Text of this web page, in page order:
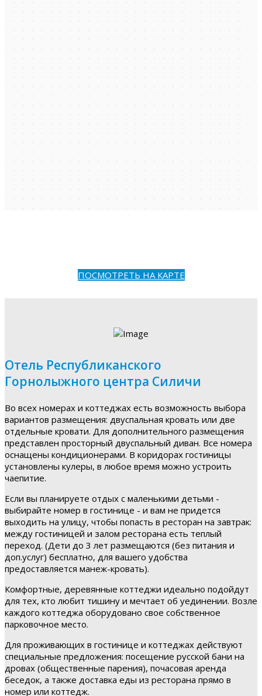
ПОСМОТРЕТЬ НА КАРТЕ
Отель Республиканского
Горнолыжного центра Силичи
Во всех номерах и коттеджах есть возможность выбора
вариантов размещения: двуспальная кровать или две
отдельные кровати. Для дополнительного размещения
представлен просторный двуспальный диван. Все номера
оснащены кондиционерами. В коридорах гостиницы
установлены кулеры, в любое время можно устроить
чаепитие.
Если вы планируете отдых с маленькими детьми -
выбирайте номер в гостинице - и вам не придется
выходить на улицу, чтобы попасть в ресторан на завтрак:
между гостиницей и залом ресторана есть теплый
переход. (Дети до 3 лет размещаются (без питания и
доп.услуг) бесплатно, для вашего удобства
предоставляется манеж-кровать).
Комфортные, деревянные коттеджи идеально подойдут
для тех, кто любит тишину и мечтает об уединении. Возле
каждого коттеджа оборудовано свое собственное
парковочное место.
Для проживающих в гостинице и коттеджах действуют
специальные предложения: посещение русской бани на
дровах (общественные парения), почасовая аренда
беседок, а также доставка еды из ресторана прямо в
номер или коттедж.